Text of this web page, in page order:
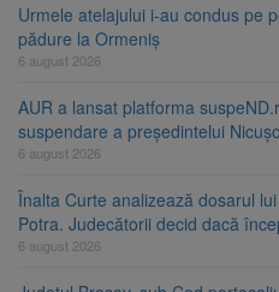
Urmele atelajului i-au condus pe
pădure la Ormeniș
6 august 2026
AUR a lansat platforma
suspendare a președintelui
6 august 2026
Înalta Curte analizează dosarul
Potra. Judecătorii decid dacă
6 august 2026